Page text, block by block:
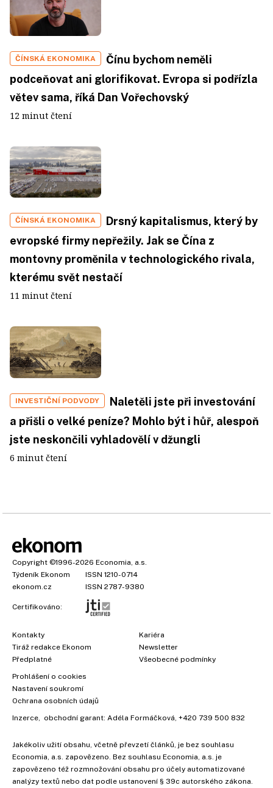
ČÍNSKÁ EKONOMIKA
Čínu bychom neměli
podceňovat ani glorifikovat. Evropa si podřízla
větev sama, říká Dan Vořechovský
12 minut čtení
ČÍNSKÁ EKONOMIKA
Drsný kapitalismus, který by
evropské firmy nepřežily. Jak se Čína z
montovny proměnila v technologického rivala,
kterému svět nestačí
11 minut čtení
INVESTIČNÍ PODVODY
Naletěli jste při investování
a přišli o velké peníze? Mohlo být i hůř, alespoň
jste neskončili vyhladovělí v džungli
6 minut čtení
Copyright ©1996-2026 Economia, a.s.
Týdeník Ekonom
ISSN 1210-0714
ekonom.cz
ISSN 2787-9380
Certifikováno:
Kontakty
Tiráž redakce Ekonom
Předplatné
Kariéra
Newsletter
Všeobecné podmínky
Prohlášení o cookies
Nastavení soukromí
Ochrana osobních údajů
Inzerce , obchodní garant: Adéla Formáčková +420 739 500 832
Jakékoliv užití obsahu, včetně převzetí článků, je bez souhlasu
Economia, a.s. zapovězeno. Bez souhlasu Economia, a.s. je
zapovězeno též rozmnožování obsahu pro účely automatizované
analýzy textů nebo dat podle ustanovení § 39c autorského zákona.